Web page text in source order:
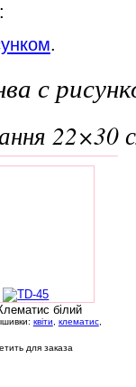
.
с
білий
квіти клематис,
для заказа